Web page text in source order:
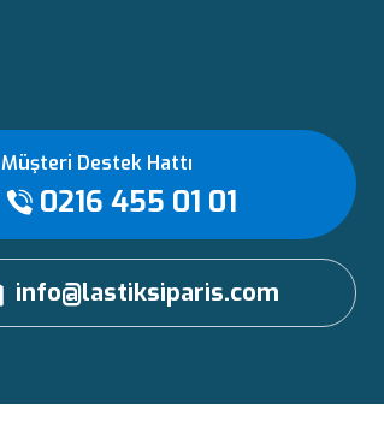
Müşteri Destek Hattı
0216 455 01 01
info@lastiksiparis.com